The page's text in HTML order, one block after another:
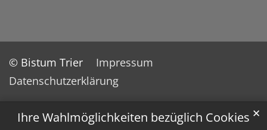
Ihre Wahlmöglichkeiten bezüglich Cookies ✕
© Bistum Trier
Impressum
Datenschutzerklärung